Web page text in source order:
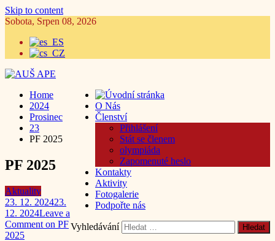
Skip to content
Sobota, Srpen 08, 2026
O Nás
Členství
Přihlášení
Stát se členem
olympiáda
Zapomenuté heslo
Kontakty
Aktivity
Fotogalerie
Podpořte nás
Vyhledávání
Home
2024
Prosinec
23
PF 2025
PF 2025
Aktuality
23. 12. 202423.
12. 2024Leave a
Comment on PF
2025